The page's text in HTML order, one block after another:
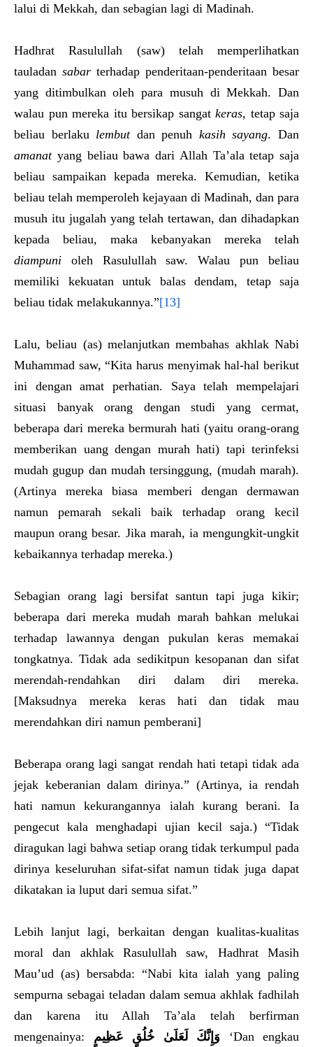
lalui di Mekkah, dan sebagian lagi di Madinah.
Hadhrat Rasulullah (saw) telah memperlihatkan
tauladan sabar terhadap penderitaan-penderitaan besar
yang ditimbulkan oleh para musuh di Mekkah. Dan
walau pun mereka itu bersikap sangat keras, tetap saja
beliau berlaku lembutdan penuh kasih sayang. Dan
amanatyang beliau bawa dari Allah Ta’ala tetap saja
beliau sampaikan kepada mereka. Kemudian, ketika
beliau telah memperoleh kejayaan di Madinah, dan para
musuh itu jugalah yang telah tertawan, dan dihadapkan
kepada beliau, maka kebanyakan mereka telah
diampuni oleh Rasulullah saw. Walau pun beliau
memiliki kekuatan untuk balas dendam, tetap saja
beliau tidak melakukannya.”[13]
Lalu, beliau (as) melanjutkan membahas akhlak Nabi
Muhammad saw, “Kita harus menyimak hal-hal berikut
ini dengan amat perhatian. Saya telah mempelajari
situasi banyak orang dengan studi yang cermat,
beberapa dari mereka bermurah hati (yaitu orang-orang
memberikan uang dengan murah hati) tapi terinfeksi
mudah gugup dan mudah tersinggung, (mudah marah).
(Artinya mereka biasa memberi dengan dermawan
namun pemarah sekali baik terhadap orang kecil
maupun orang besar. Jika marah, ia mengungkit-ungkit
kebaikannya terhadap mereka.)
Sebagian orang lagi bersifat santun tapi juga kikir;
beberapa dari mereka mudah marah bahkan melukai
terhadap lawannya dengan pukulan keras memakai
tongkatnya. Tidak ada sedikitpun kesopanan dan sifat
merendah-rendahkan diri dalam diri mereka.
[Maksudnya mereka keras hati dan tidak mau
merendahkan diri namun pemberani]
Beberapa orang lagi sangat rendah hati tetapi tidak ada
jejak keberanian dalam dirinya.” (Artinya, ia rendah
hati namun kekurangannya ialah kurang berani. Ia
pengecut kala menghadapi ujian kecil saja.) “Tidak
diragukan lagi bahwa setiap orang tidak terkumpul pada
dirinya keseluruhan sifat-sifat namun tidak juga dapat
dikatakan ia luput dari semua sifat.”
Lebih lanjut lagi, berkaitan dengan kualitas-kualitas
moral dan akhlak Rasulullah saw, Hadhrat Masih
Mau’ud (as) bersabda: “Nabi kita ialah yang paling
sempurna sebagai teladan dalam semua akhlak fadhilah
dan karena itu Allah Ta’ala telah berfirman
mengenainya: وَإِنَّكَ لَعَلَىٰ خُلُقٍ عَظِيمٍ ‘Dan engkau